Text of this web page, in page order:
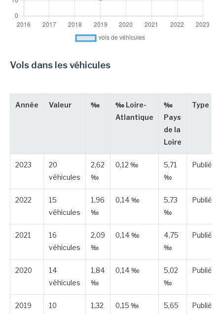
Vols dans les véhicules
Année Valeur ‰
‰ Loire-
Atlantique
‰
Pays
de la
Loire
Type
2023
20
véhicules
2,62
‰
0,12 ‰
5,71
‰
Publiée
2022
15
véhicules
1,96
‰
0,14 ‰
5,73
‰
Publiée
2021
16
véhicules
2,09
‰
0,14 ‰
4,75
‰
Publiée
2020
14
véhicules
1,84
‰
0,14 ‰
5,02
‰
Publiée
2019 10 1,32 0,15 ‰ 5,65 Publiée